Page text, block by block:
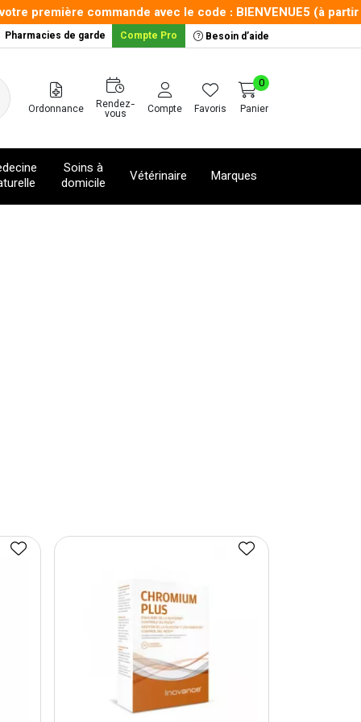
première commande avec le code : BIENVENUE5 (à partir de
Pharmacies de garde Compte Pro Besoin d’aide
Ordonnance Rendez-
vous Compte Favoris Panier
0
Soins à
domicile
Vétérinaire Marques